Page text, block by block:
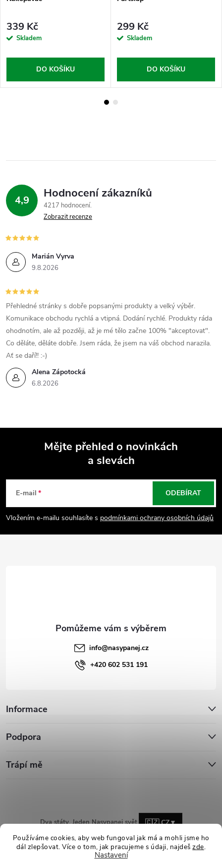
Používáme cookies, aby web fungoval jak má a mohli jsme ho
dál zlepšovat. Více o tom, jak pracujeme s údaji, najdešzde.
Nastavení
339 Kč
Skladem
DO KOŠÍKU
299 Kč
Skladem
DO KOŠÍKU
4,9 Hodnocení zákazníků
4217 hodnocení
Zobrazit recenze
Marián Vyrva
9.8.2026
Alena Zápotocká
6.8.2026
Přehledné stránky s dobře popsanými produkty a velký výběr.
Komunikace obchodu rychlá a vtipná. Dodání rychlé. Produkty ráda
ohodnotím, ale až později, až je mé tělo začne 100% "akceptovat".
Co děláte, děláte dobře. Jsem ráda, že jsem na váš obchod narazila.
Ať se daří!! :-)
p
a
Mějte přehled o novinkách
a slevách
E-mail
Vložením e-mailu souhlasíte s podmínkami ochrany osobních údajů
ODEBÍRAT
Informace
Podpora
Trápí mě
info@nasypanej.cz
+420 602 531 191
Dva státy. Jeden Nasypanej svět. 🇨🇿 CZ▼